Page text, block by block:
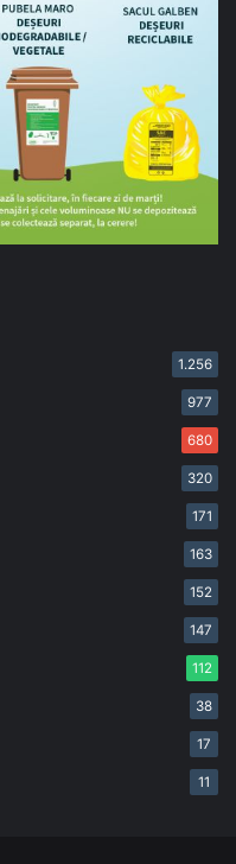
1.256
977
680
320
171
163
152
147
112
38
17
11